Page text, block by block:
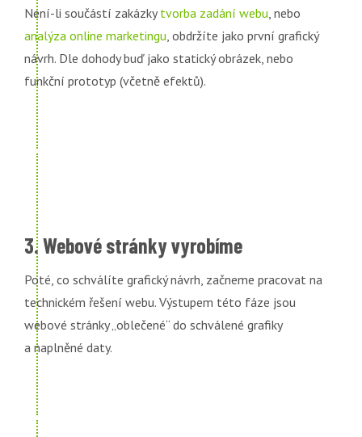
Není-li součástí zakázkytvorba zadání webu, nebo
analýza online marketingu, obdržíte jako první grafický
návrh. Dle dohody buď jako statický obrázek, nebo
funkční prototyp (včetně efektů).
3. Webové stránky vyrobíme
Poté, co schválíte grafický návrh, začneme pracovat na
technickém řešení webu. Výstupem této fáze jsou
webové stránky „oblečené“ do schválené grafiky
a naplněné daty.